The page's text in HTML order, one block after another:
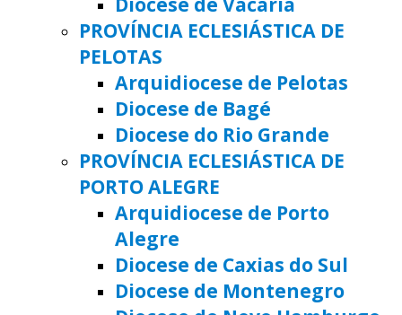
PROVÍNCIA ECLESIÁSTICA DE
PELOTAS
Arquidiocese de Pelotas
Diocese de Bagé
Diocese do Rio Grande
PROVÍNCIA ECLESIÁSTICA DE
PORTO ALEGRE
Arquidiocese de Porto
Alegre
Diocese de Caxias do Sul
Diocese de Montenegro